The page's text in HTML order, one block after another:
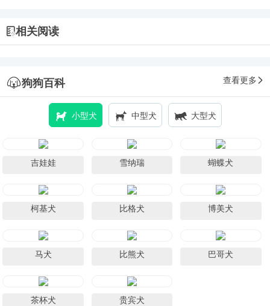
相关阅读
狗狗百科 查看更多
小型犬 中型犬 大型犬
吉娃娃 雪纳瑞 蝴蝶犬
柯基犬 比格犬 博美犬
马犬 比熊犬 巴哥犬
茶杯犬 贵宾犬